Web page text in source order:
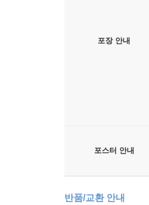
포장 안내
포스터 안내
반품/교환 안내